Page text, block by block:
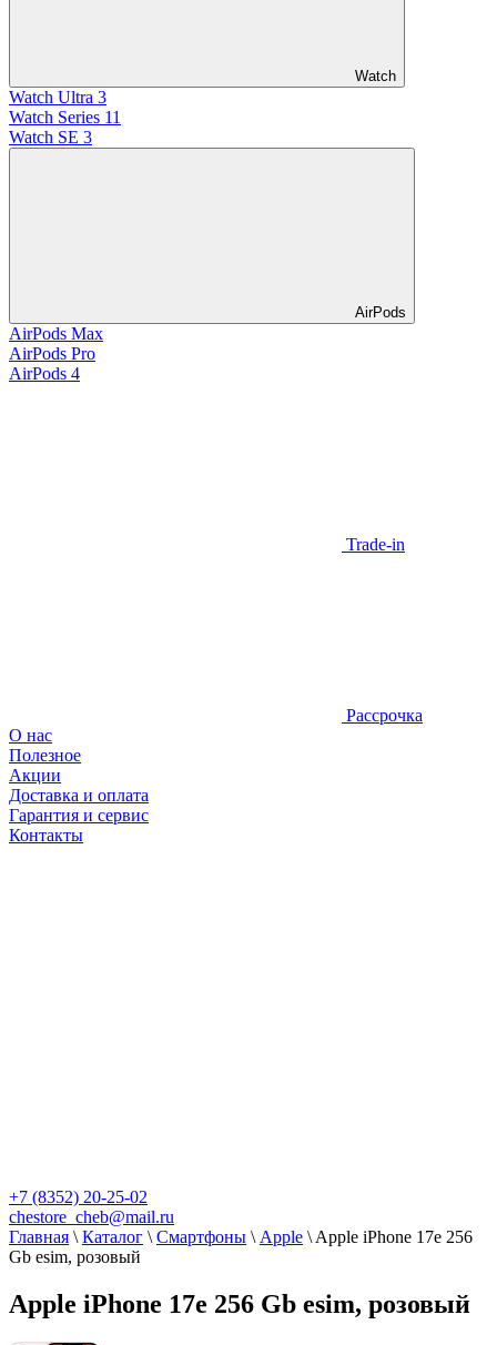
Watch
Watch Ultra 3
Watch Series 11
Watch SE 3
AirPods
AirPods Max
AirPods Pro
AirPods 4
Trade-in
Рассрочка
О нас
Полезное
Акции
Доставка и оплата
Гарантия и сервис
Контакты
+7 (8352) 20-25-02
chestore_cheb@mail.ru
Главная \ Каталог \ Смартфоны \ Apple \ Apple iPhone 17e 256
Gb esim, розовый
Apple iPhone 17e 256 Gb esim, розовый